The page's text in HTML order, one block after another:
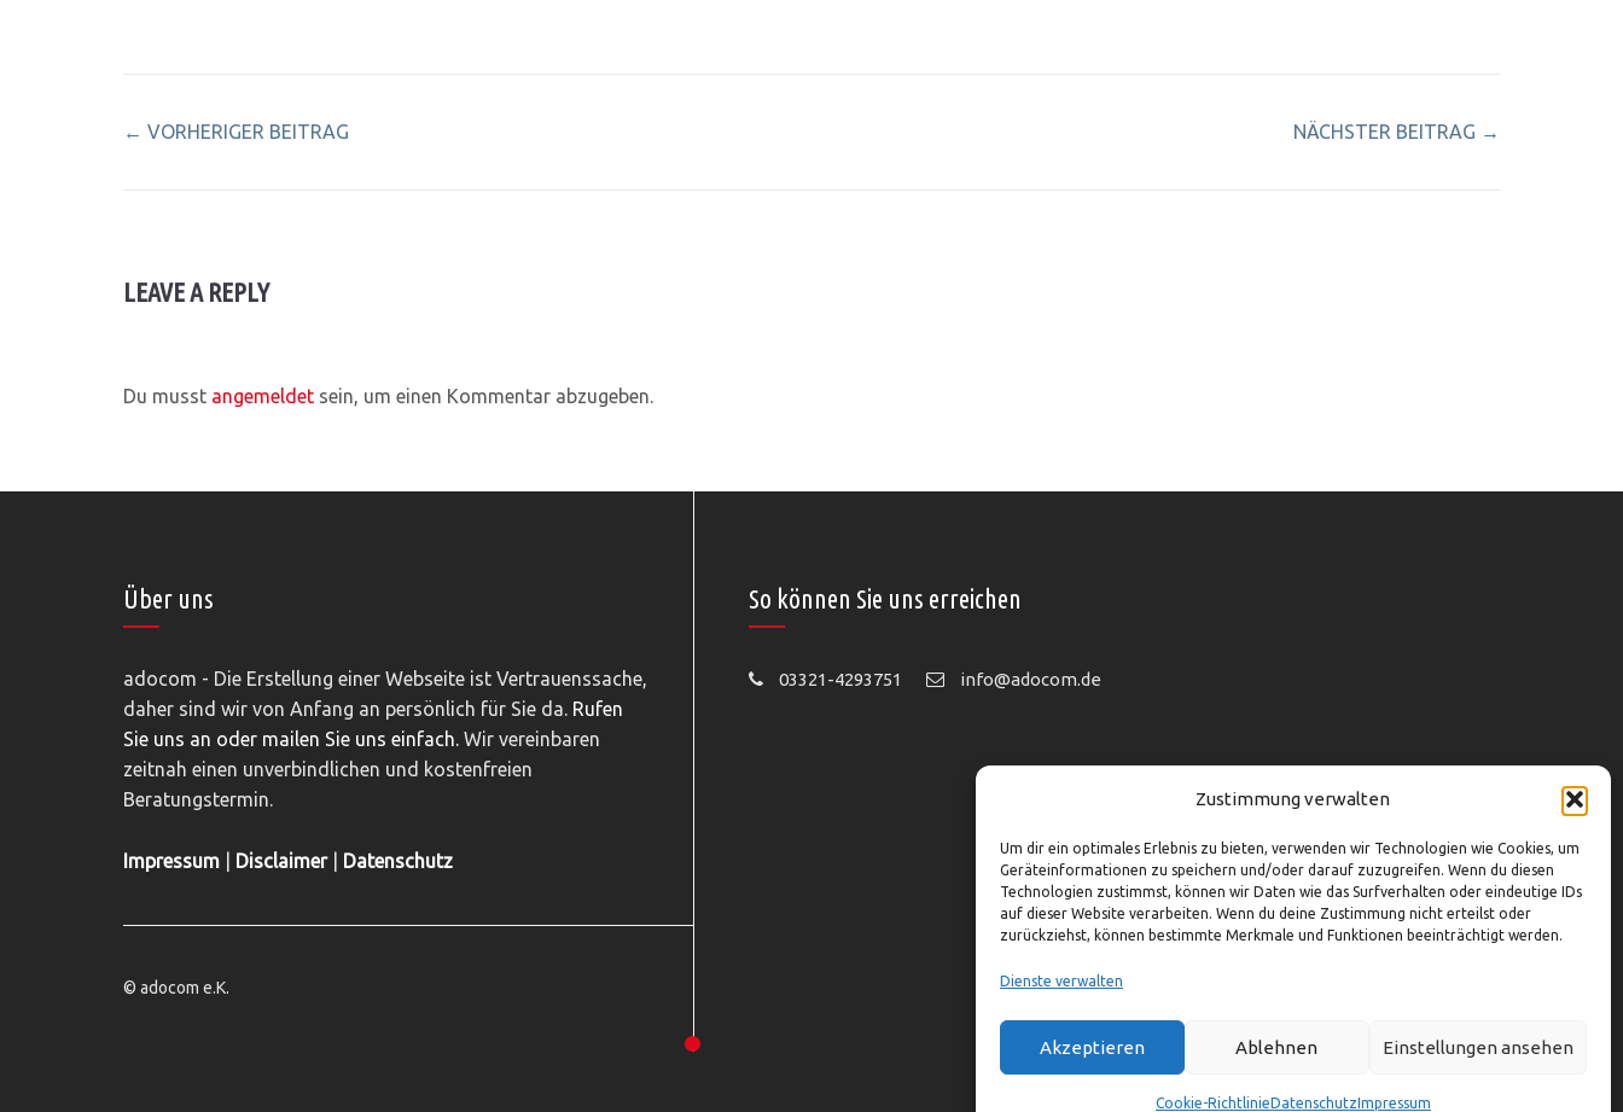
Zustimmung verwalten
Um dir ein optimales Erlebnis zu bieten, verwenden wir Technologien wie Cookies, um
Geräteinformationen zu speichern und/oder darauf zuzugreifen. Wenn du diesen
Technologien zustimmst, können wir Daten wie das Surfverhalten oder eindeutige IDs
auf dieser Website verarbeiten. Wenn du deine Zustimmung nicht erteilst oder
zurückziehst, können bestimmte Merkmale und Funktionen beeinträchtigt werden.
Dienste verwalten
Akzeptieren Ablehnen Einstellungen ansehen
Cookie-RichtlinieDatenschutzImpressum
← VORHERIGER BEITRAG NÄCHSTER BEITRAG →
LEAVE A REPLY
Du musst angemeldet sein, um einen Kommentar abzugeben.
Über uns
adocom - Die Erstellung einer Webseite ist Vertrauenssache,
daher sind wir von Anfang an persönlich für Sie da. Rufen
Sie uns an oder mailen Sie uns einfach. Wir vereinbaren
zeitnah einen unverbindlichen und kostenfreien
Beratungstermin.
Impressum Disclaimer| Datenschutz
© adocom e.K.
So können Sie uns erreichen
03321-4293751 info@adocom.de